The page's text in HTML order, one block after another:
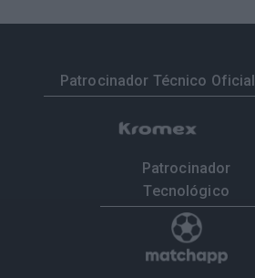
Patrocinador Técnico Oficial
Patrocinador
Tecnológico